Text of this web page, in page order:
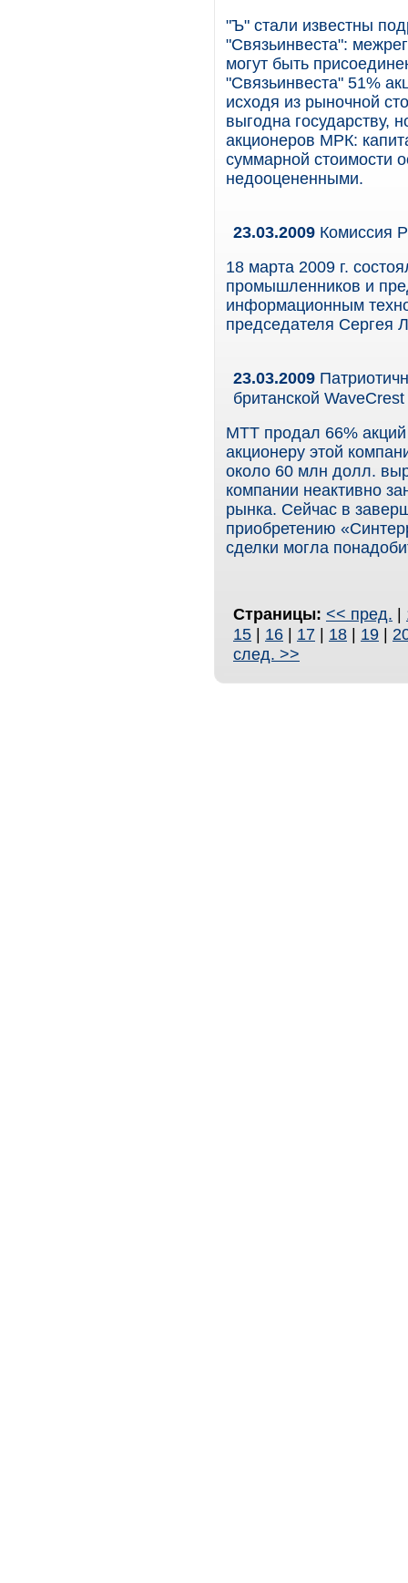
"Ъ" стали известны
"Связьинвеста":
могут быть
"Связьинвеста" 51%
исходя из рыночной
выгодна государству,
акционеров МРК:
суммарной стоимости
недооцененными.
23.03.2009 Комиссия
18 марта 2009 г.
промышленников и
информационным
председателя Сергея
23.03.2009
британской WaveCrest
МТТ продал 66% акций
акционеру этой
около 60 млн долл.
компании неактивно
рынка. Сейчас в
приобретению
сделки могла
Страницы: << пред. |
15 | 16 | 17 | 18 | 19 |
след. >>